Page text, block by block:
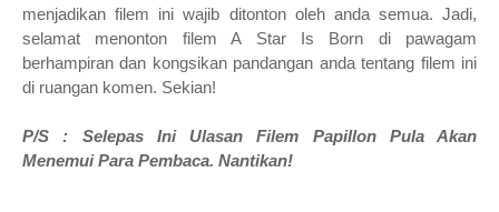
menjadikan filem ini wajib ditonton oleh anda semua. Jadi,
selamat menonton filem A Star Is Born di pawagam
berhampiran dan kongsikan pandangan anda tentang filem ini
di ruangan komen. Sekian!
P/S : Selepas Ini Ulasan Filem Papillon Pula Akan
Menemui Para Pembaca. Nantikan!